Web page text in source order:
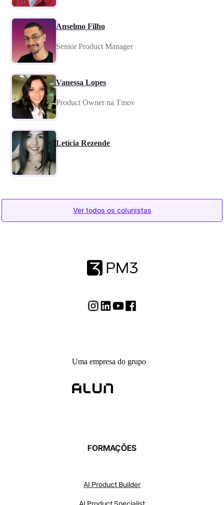
Anselmo Filho
Senior Product Manager
Vanessa Lopes
Product Owner na Tmov
Letícia Rezende
Ver todos os colunistas
Uma empresa do grupo
FORMAÇÕES
AI Product Builder